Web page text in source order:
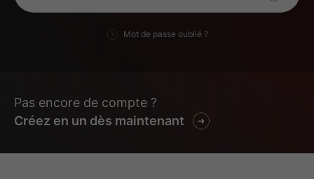
AUTOMATA-VOD-
Mot de passe oublié ?
Pas encore de compte ?
Créez en un dès maintenant